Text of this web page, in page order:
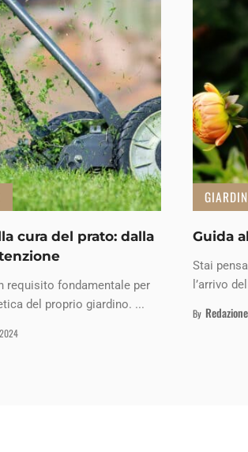
cura del prato: dalla
requisito fondamentale per
del proprio giardino. ...
Guida
Stai
l’arrivo
By Redazione